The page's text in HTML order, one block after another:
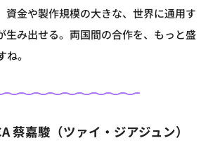
資金や製作規模の大きな、世界に通用す
生み出せる。両国間の合作を、もっと盛
。
蔡嘉駿（ツァイ・ジアジュン）